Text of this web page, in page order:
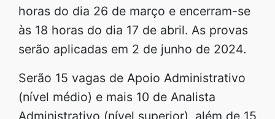
horas do dia 26 de março e encerram-se
às 18 horas do dia 17 de abril. As provas
serão aplicadas em 2 de junho de 2024.
Serão 15 vagas de Apoio Administrativo
(nível médio) e mais 10 de Analista
Administrativo (nível superior), além de 15